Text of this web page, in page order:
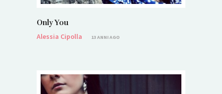
Only You
Alessia Cipolla
13 ANNI AGO